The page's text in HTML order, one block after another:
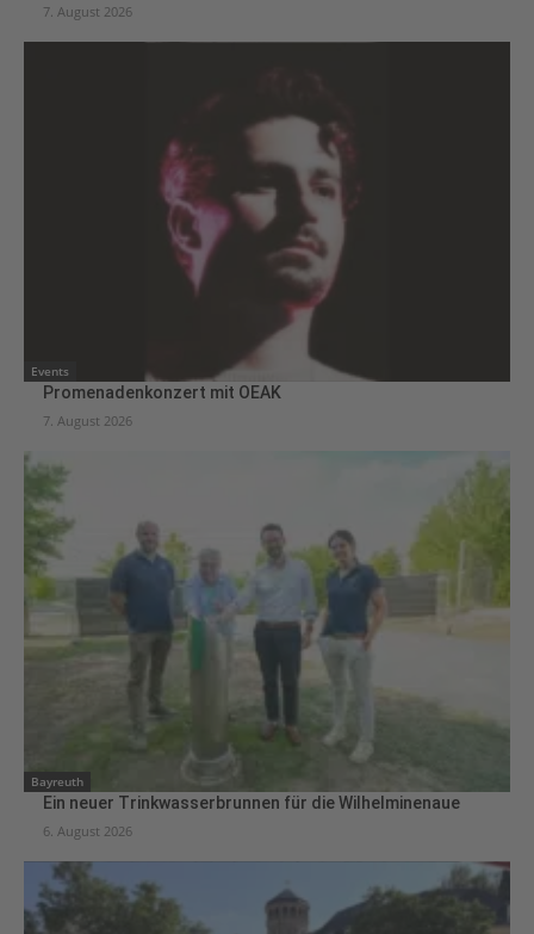
7. August 2026
Events
Promenadenkonzert mit OEAK
7. August 2026
Bayreuth
Ein neuer Trinkwasserbrunnen für die Wilhelminenaue
6. August 2026